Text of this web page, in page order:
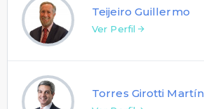
Teijeiro Guillermo
Ver Perfil
Torres Girotti Martín